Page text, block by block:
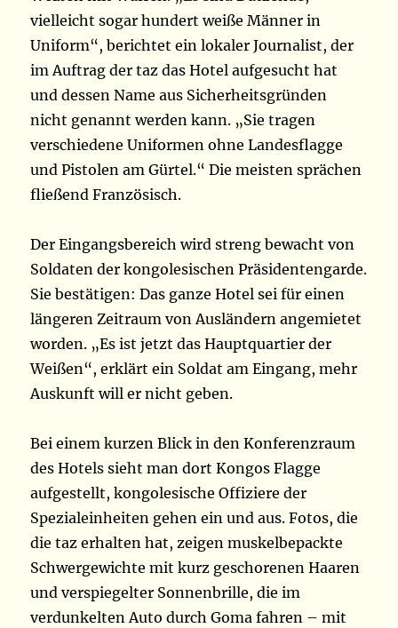
vielleicht sogar hundert weiße Männer in
Uniform“, berichtet ein lokaler Journalist, der
im Auftrag der taz das Hotel aufgesucht hat
und dessen Name aus Sicherheitsgründen
nicht genannt werden kann. „Sie tragen
verschiedene Uniformen ohne Landesflagge
und Pistolen am Gürtel.“ Die meisten sprächen
fließend Französisch.
Der Eingangsbereich wird streng bewacht von
Soldaten der kongolesischen Präsidentengarde.
Sie bestätigen: Das ganze Hotel sei für einen
längeren Zeitraum von Ausländern angemietet
worden. „Es ist jetzt das Hauptquartier der
Weißen“, erklärt ein Soldat am Eingang, mehr
Auskunft will er nicht geben.
Bei einem kurzen Blick in den Konferenzraum
des Hotels sieht man dort Kongos Flagge
aufgestellt, kongolesische Offiziere der
Spezialeinheiten gehen ein und aus. Fotos, die
die taz erhalten hat, zeigen muskelbepackte
Schwergewichte mit kurz geschorenen Haaren
und verspiegelter Sonnenbrille, die im
verdunkelten Auto durch Goma fahren – mit